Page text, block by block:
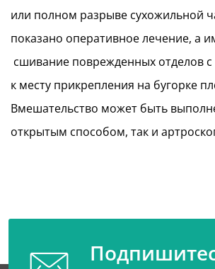
или полном разрыве сухожильной
показано оперативное лечение, а
сшивание поврежденных отделов
к месту прикрепления на бугорке
Вмешательство может быть
открытым способом, так и